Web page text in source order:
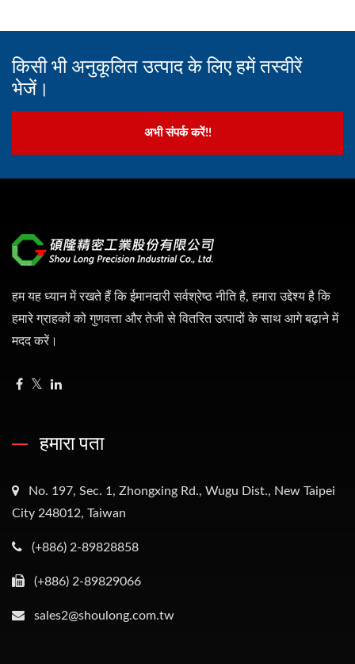
किसी भी अनुकूलित उत्पाद के लिए हमें तस्वीरें
भेजें।
अभी संपर्क करें!!
हम यह ध्यान में रखते हैं कि ईमानदारी सर्वश्रेष्ठ नीति है, हमारा उद्देश्य है कि
हमारे ग्राहकों को गुणवत्ता और तेजी से वितरित उत्पादों के साथ आगे बढ़ाने में
मदद करें।
हमारा पता
No. 197, Sec. 1, Zhongxing Rd., Wugu Dist., New Taipei
City 248012, Taiwan
(+886) 2-89828858
(+886) 2-89829066
sales2@shoulong.com.tw